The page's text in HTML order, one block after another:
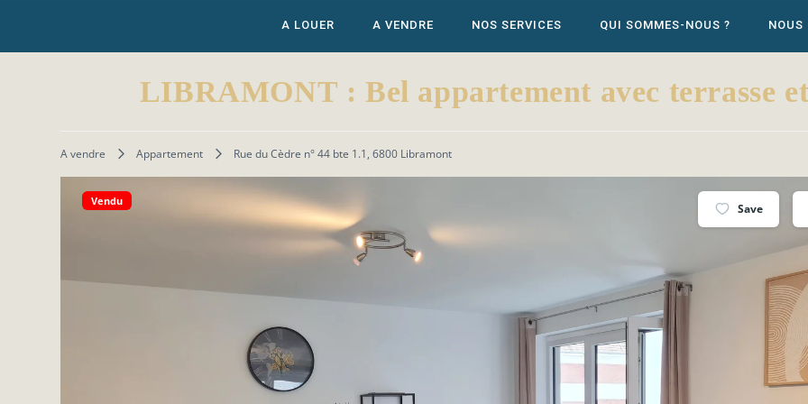
A LOUER A VENDRE NOS SERVICES QUI SOMMES-NOUS ? NOUS
LIBRAMONT : Bel appartement avec terrasse
A vendre Appartement Rue du Cèdre n° 44 bte 1.1, 6800 Libramont
Vendu
Save